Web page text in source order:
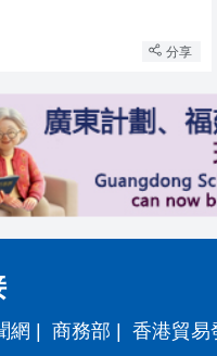
分享
網 | 商務部 | 香港貿易